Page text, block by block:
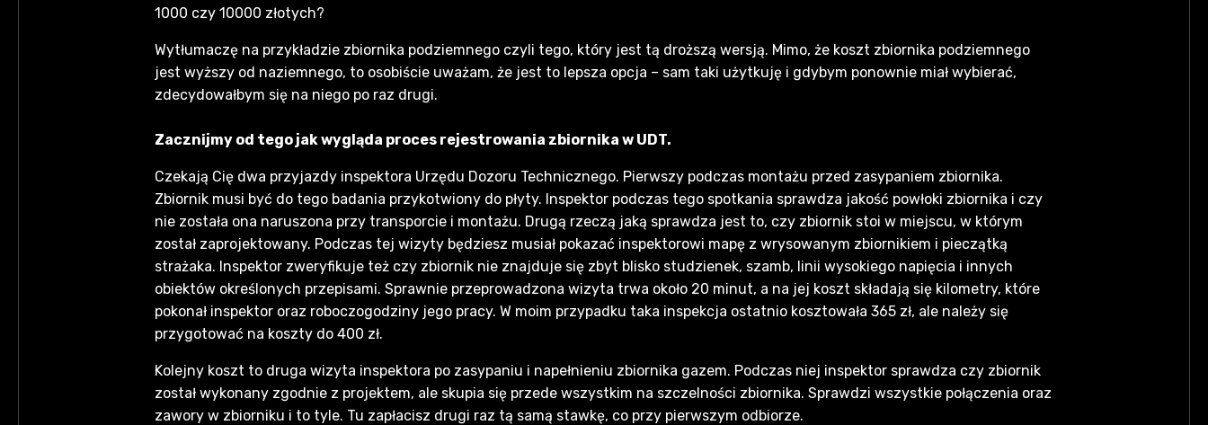
1000 czy 10000 złotych?
Wytłumaczę na przykładzie zbiornika podziemnego czyli tego, który jest tą droższą wersją. Mimo, że koszt zbiornika podziemnego
jest wyższy od naziemnego, to osobiście uważam, że jest to lepsza opcja – sam taki użytkuję i gdybym ponownie miał wybierać,
zdecydowałbym się na niego po raz drugi.
Zacznijmy od tego jak wygląda proces rejestrowania zbiornika w UDT.
Czekają Cię dwa przyjazdy inspektora Urzędu Dozoru Technicznego. Pierwszy podczas montażu przed zasypaniem zbiornika.
Zbiornik musi być do tego badania przykotwiony do płyty. Inspektor podczas tego spotkania sprawdza jakość powłoki zbiornika i czy
nie została ona naruszona przy transporcie i montażu. Drugą rzeczą jaką sprawdza jest to, czy zbiornik stoi w miejscu, w którym
został zaprojektowany. Podczas tej wizyty będziesz musiał pokazać inspektorowi mapę z wrysowanym zbiornikiem i pieczątką
strażaka. Inspektor zweryfikuje też czy zbiornik nie znajduje się zbyt blisko studzienek, szamb, linii wysokiego napięcia i innych
obiektów określonych przepisami. Sprawnie przeprowadzona wizyta trwa około 20 minut, a na jej koszt składają się kilometry, które
pokonał inspektor oraz roboczogodziny jego pracy. W moim przypadku taka inspekcja ostatnio kosztowała 365 zł, ale należy się
przygotować na koszty do 400 zł.
Kolejny koszt to druga wizyta inspektora po zasypaniu i napełnieniu zbiornika gazem. Podczas niej inspektor sprawdza czy zbiornik
został wykonany zgodnie z projektem, ale skupia się przede wszystkim na szczelności zbiornika. Sprawdzi wszystkie połączenia oraz
zawory w zbiorniku i to tyle. Tu zapłacisz drugi raz tą samą stawkę, co przy pierwszym odbiorze.